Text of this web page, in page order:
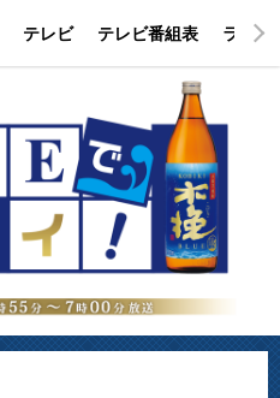
テレビ テレビ番組表 ラジオ